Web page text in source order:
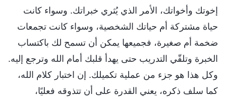
إخوتك وأخواتك، الأمر الذي يُثري خبراتك. وسواء كانت
حياة مشتركة أم حياتك الشخصية، وسواء كانت تجمعات
ضخمة أم صغيرة، فجميعها يمكن أن تسمح لك باكتساب
الخبرة وتلقّي التدريب حتى يهدأ قلبك أمام الله وترجع إليه.
وكل هذا هو جزء من عملية تكميلك. إن اختبار كلام الله،
كما سلف ذكره، يعني القدرة على أن تتذوقه فعليًا،